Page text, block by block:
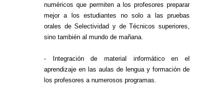
numéricos que permiten a los profesores preparar
mejor a los estudiantes no solo a las pruebas
orales de Selectividad y de Técnicos superiores,
sino también al mundo de mañana.
- Integración de material informático en el
aprendizaje en las aulas de lengua y formación de
los profesores a numerosos programas.